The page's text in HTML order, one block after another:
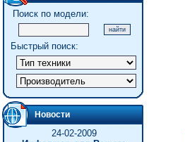
Поиск по модели:
Быстрый поиск:
Новости
24-02-2009